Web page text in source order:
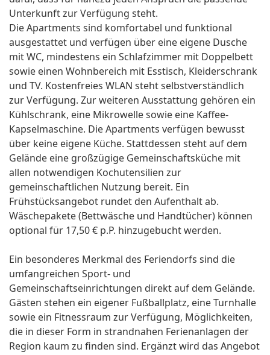
Unterkunft zur Verfügung steht.
Die Apartments sind komfortabel und funktional
ausgestattet und verfügen über eine eigene Dusche
mit WC, mindestens ein Schlafzimmer mit Doppelbett
sowie einen Wohnbereich mit Esstisch, Kleiderschrank
und TV. Kostenfreies WLAN steht selbstverständlich
zur Verfügung. Zur weiteren Ausstattung gehören ein
Kühlschrank, eine Mikrowelle sowie eine Kaffee-
Kapselmaschine. Die Apartments verfügen bewusst
über keine eigene Küche. Stattdessen steht auf dem
Gelände eine großzügige Gemeinschaftsküche mit
allen notwendigen Kochutensilien zur
gemeinschaftlichen Nutzung bereit. Ein
Frühstücksangebot rundet den Aufenthalt ab.
Wäschepakete (Bettwäsche und Handtücher) können
optional für 17,50 € p.P. hinzugebucht werden.
Ein besonderes Merkmal des Feriendorfs sind die
umfangreichen Sport- und
Gemeinschaftseinrichtungen direkt auf dem Gelände.
Gästen stehen ein eigener Fußballplatz, eine Turnhalle
sowie ein Fitnessraum zur Verfügung, Möglichkeiten,
die in dieser Form in strandnahen Ferienanlagen der
Region kaum zu finden sind. Ergänzt wird das Angebot